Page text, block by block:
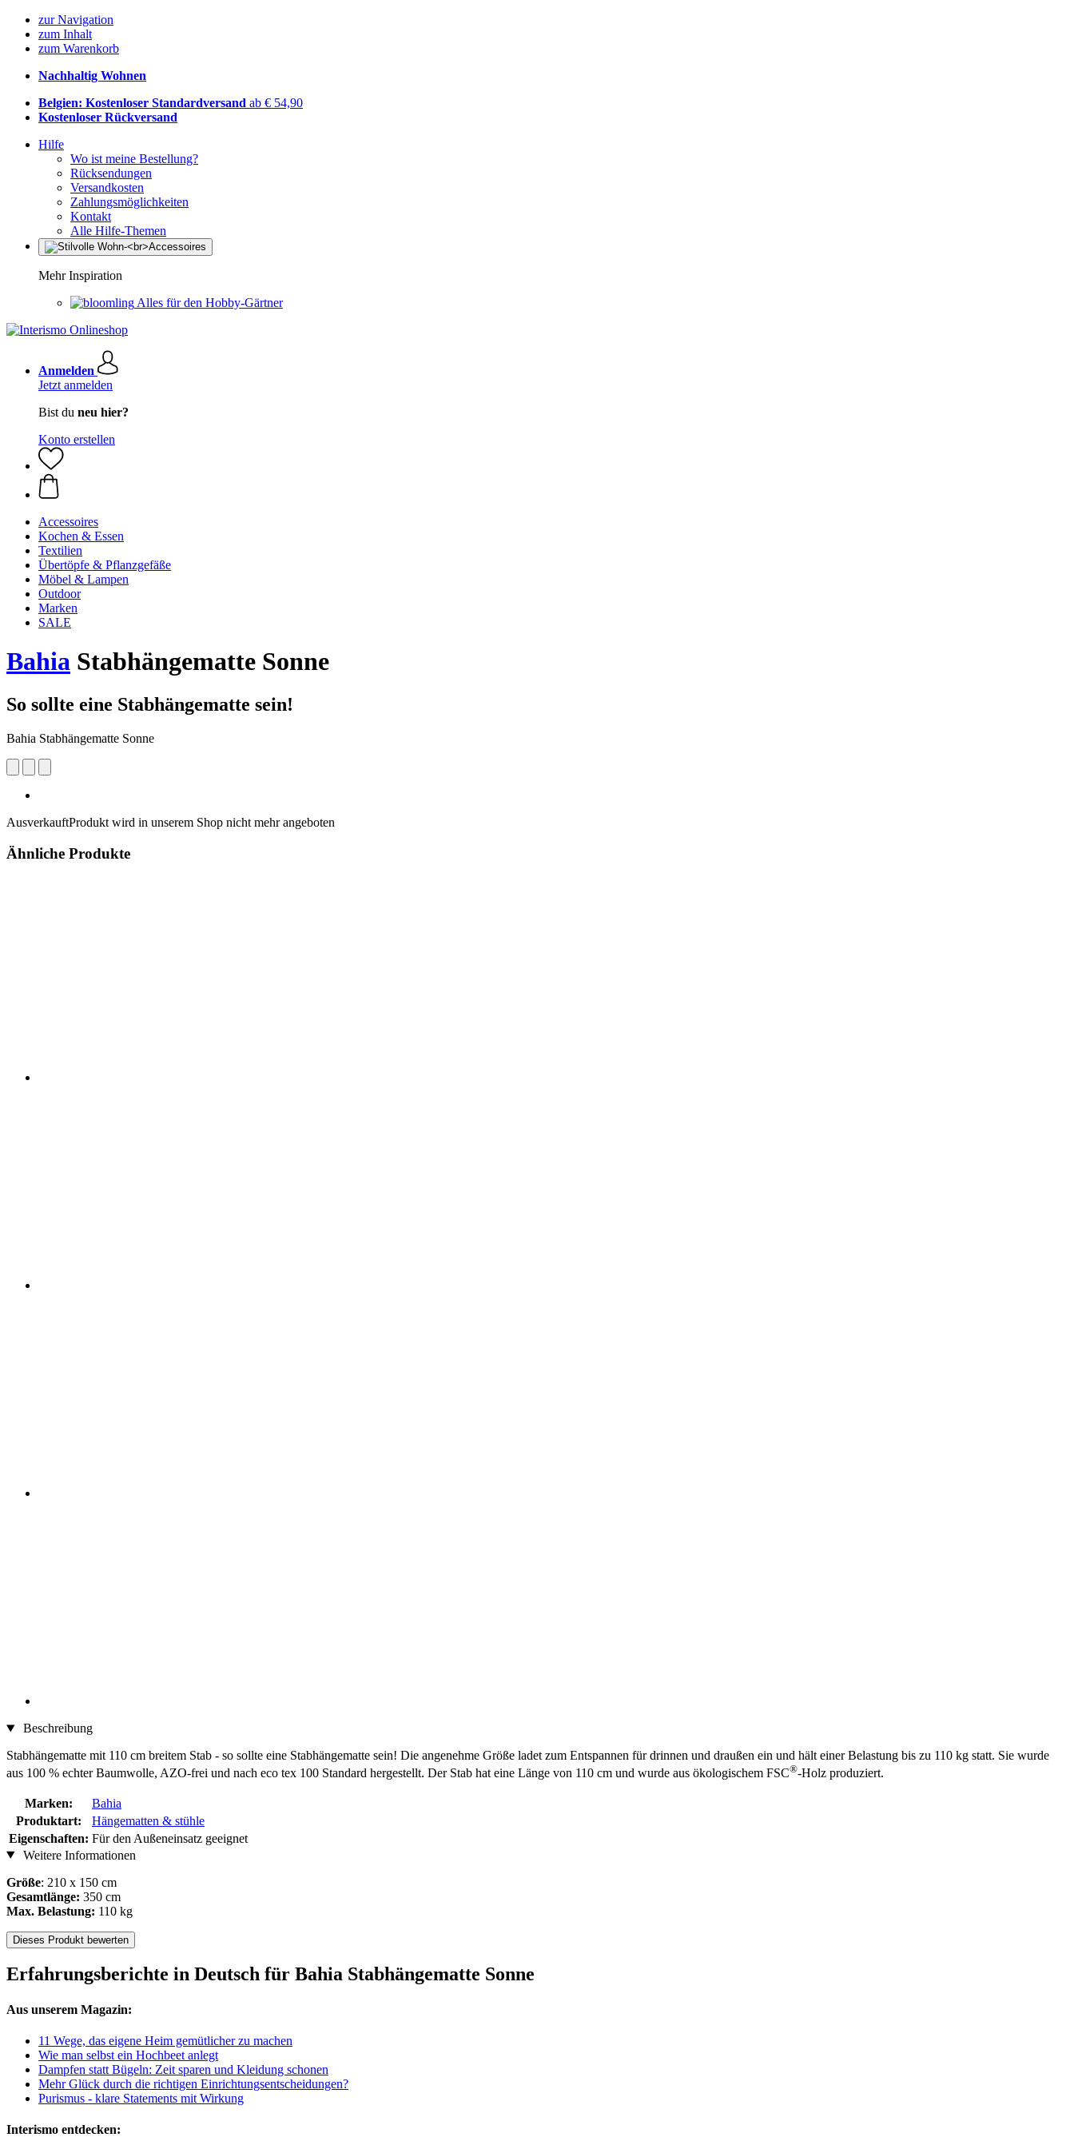
zur Navigation
zum Inhalt
zum Warenkorb
Nachhaltig Wohnen
Belgien: Kostenloser Standardversand ab € 54,90
Kostenloser Rückversand
Hilfe
Wo ist meine Bestellung?
Rücksendungen
Versandkosten
Zahlungsmöglichkeiten
Kontakt
Alle Hilfe-Themen
Mehr Inspiration
Alles für den Hobby-Gärtner
Anmelden
Jetzt anmelden
Bist du neu hier?
Konto erstellen
Accessoires
Kochen & Essen
Textilien
Übertöpfe & Pflanzgefäße
Möbel & Lampen
Outdoor
Marken
SALE
Bahia Stabhängematte Sonne
So sollte eine Stabhängematte sein!
Bahia Stabhängematte Sonne
AusverkauftProdukt wird in unserem Shop nicht mehr angeboten
Ähnliche Produkte
Beschreibung
Stabhängematte mit 110 cm breitem Stab - so sollte eine Stabhängematte sein! Die angenehme Größe ladet zum Entspannen für drinnen und draußen ein und hält einer Belastung bis zu 110 kg statt. Sie wurde
aus 100 % echter Baumwolle, AZO-frei und nach eco tex 100 Standard hergestellt. Der Stab hat eine Länge von 110 cm und wurde aus ökologischem FSC®-Holz produziert.
Marken:
Bahia
Produktart:
Hängematten & stühle
Eigenschaften: Für den Außeneinsatz geeignet
Weitere Informationen
Größe: 210 x 150 cm
Gesamtlänge: 350 cm
Max. Belastung: 110 kg
Dieses Produkt bewerten
Erfahrungsberichte in Deutsch für Bahia Stabhängematte Sonne
Aus unserem Magazin:
11 Wege, das eigene Heim gemütlicher zu machen
Wie man selbst ein Hochbeet anlegt
Dampfen statt Bügeln: Zeit sparen und Kleidung schonen
Mehr Glück durch die richtigen Einrichtungsentscheidungen?
Purismus - klare Statements mit Wirkung
Interismo entdecken: